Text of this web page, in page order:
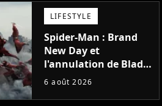
LIFESTYLE
Spider-Man : Brand
New Day et
l'annulation de Blade
montrent que Marvel
6 août 2026